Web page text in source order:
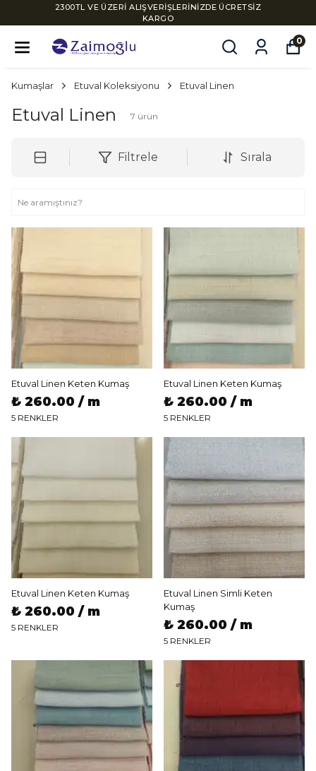
2300TL VE ÜZERİ ALIŞVERİŞLERİNİZDE ÜCRETSİZ
KARGO
0
Kumaşlar Etuval Koleksiyonu Etuval Linen
Etuval Linen 7 ürün
Filtrele Sırala
Etuval Linen Keten Kumaş
₺ 260.00 / m
5 RENKLER
Etuval Linen Keten Kumaş
₺ 260.00 / m
5 RENKLER
Etuval Linen Keten Kumaş
₺ 260.00 / m
5 RENKLER
Etuval Linen Simli Keten
Kumaş
₺ 260.00 / m
5 RENKLER